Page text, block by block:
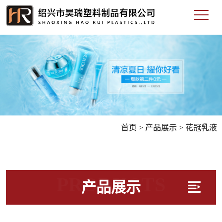
首页 > 产品展示 > 花冠乳液
产品展示
PRODUCTS